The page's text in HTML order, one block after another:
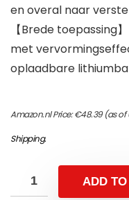
en overal naar
【Brede
met
oplaadbare
Amazon.nl Price:€48.39(as of
Shipping.
ADD